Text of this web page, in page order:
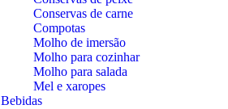
Conservas de carne
Compotas
Molho de imersão
Molho para cozinhar
Molho para salada
Mel e xaropes
Bebidas